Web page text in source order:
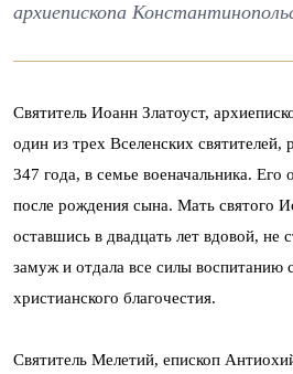
архиепископа
Святитель Иоанн Златоуст,
один из трех Вселенских святителей,
347 года, в семье военачальника. Его
после рождения сына. Мать святого
оставшись в двадцать лет вдовой, не
замуж и отдала все силы воспитанию
христианского благочестия.
Святитель Мелетий, епископ